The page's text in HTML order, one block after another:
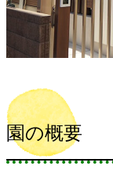
園の概要